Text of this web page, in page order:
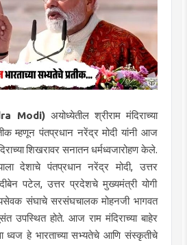
Modi)अयोध्येतील श्रीराम मंदिराच्या
म्हणून पंतप्रधान नरेंद्र मोदी यांनी आज
शिखरावर सनातन धर्मध्वजारोहण केले.
देशाचे पंतप्रधान नरेंद्र मोदी, उत्तर
पटेल, उत्तर प्रदेशचे मुख्यमंत्री योगी
संघाचे सरसंघचालक मोहनजी भागवत
उपस्थित होते. आज राम मंदिराच्या बाहेर
ध्वज हे भारताच्या सभ्यतेचे आणि संस्कृतीचे